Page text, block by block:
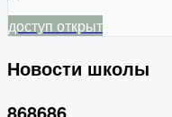
доступ открыт
Новости школы